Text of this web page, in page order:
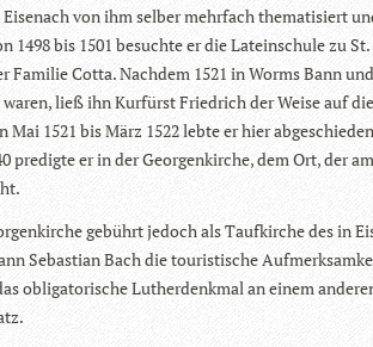
von ihm sel­ber mehr­fach the­ma­ti­siert
1498 bis 1501 besuchte er die Latein­schule zu
Fami­lie Cotta. Nach­dem 1521 in Worms Bann
ließ ihn Kur­fürst Fried­rich der Weise auf
Mai 1521 bis März 1522 lebte er hier
pre­digte er in der Geor­gen­kir­che, dem Ort, der
gebührt jedoch als Tauf­kir­che des in
Sebas­tian Bach die tou­ris­ti­sche
obli­ga­to­ri­sche Luther­denk­mal an einem